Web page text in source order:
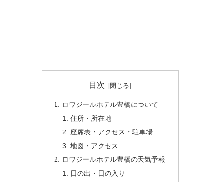
目次
ロワジールホテル豊橋について
住所・所在地
座席表・アクセス・駐車場
地図・アクセス
ロワジールホテル豊橋の天気予報
日の出・日の入り